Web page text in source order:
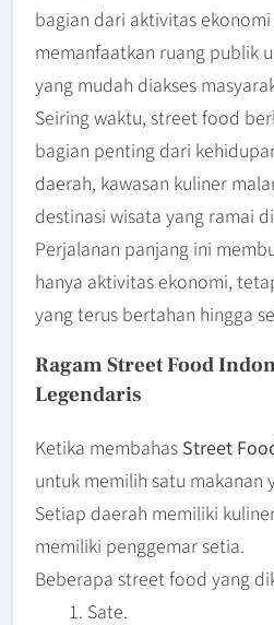
bagian dari aktivitas
memanfaatkan ruang publik
yang mudah diakses
Seiring waktu, street food
bagian penting dari
daerah, kawasan kuliner
destinasi wisata yang ramai
Perjalanan panjang ini
hanya aktivitas ekonomi,
yang terus bertahan hingga
Ragam Street Food
Legendaris
Ketika membahas Street
untuk memilih satu makanan
Setiap daerah memiliki
memiliki penggemar setia.
Beberapa street food yang
Sate.